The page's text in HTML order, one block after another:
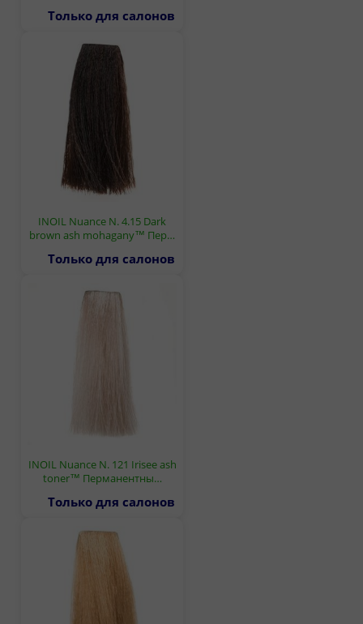
Только для салонов
INOIL Nuance N. 4.15 Dark
brown ash mohagany™ Пер…
Только для салонов
INOIL Nuance N. 121 Irisee ash
toner™ Перманентны…
Только для салонов